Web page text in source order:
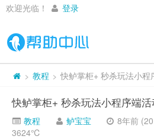
欢迎光临！ 登录
> 教程 > 快鲈掌柜+ 秒杀玩法小程
快鲈掌柜+ 秒杀玩法小程序端
教程 鲈宝宝
8年前
3624℃